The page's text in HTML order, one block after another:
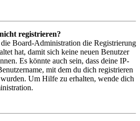
registrieren?
die Board-Administration die Registrierung
hat, damit sich keine neuen Benutzer
Es könnte auch sein, dass deine IP-
mit dem du dich registrieren
Um Hilfe zu erhalten, wende dich